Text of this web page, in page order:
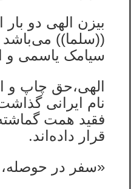
بیزن الهی دو
((سلما)) می‌باشد
سیامک یاسمی و
الهی،حق چاپ و
نام ایرانی
فقید همت
قرار داده‌اند.
«سفر در